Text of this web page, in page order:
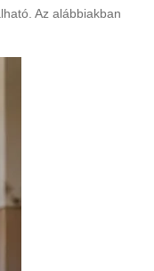
Az alábbiakban